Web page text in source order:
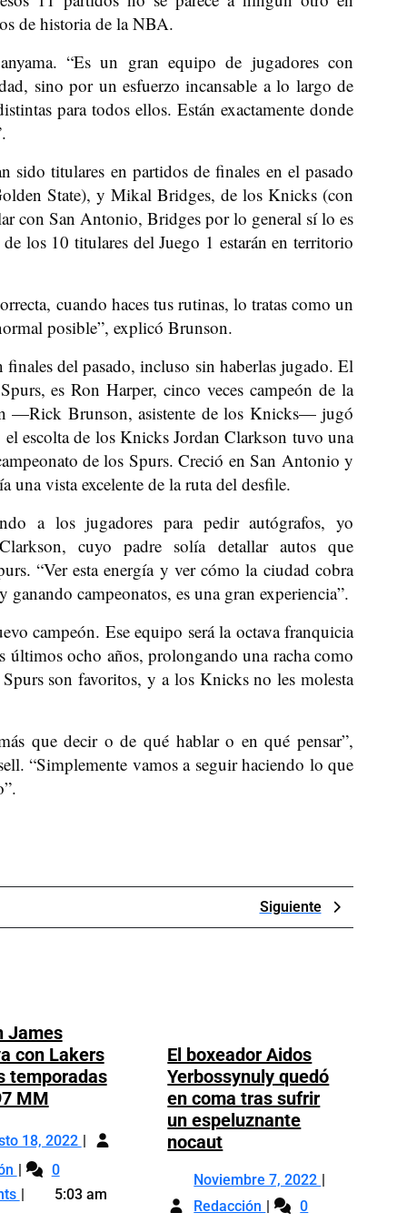
de historia de la NBA.
“Es un gran equipo de jugadores con
sino por un esfuerzo incansable a lo largo de
para todos ellos. Están exactamente donde
sido titulares en partidos de finales en el pasado
State), y Mikal Bridges, de los Knicks (con
con San Antonio, Bridges por lo general sí lo es
los 10 titulares del Juego 1 estarán en territorio
cuando haces tus rutinas, lo tratas como un
posible”, explicó Brunson.
del pasado, incluso sin haberlas jugado. El
es Ron Harper, cinco veces campeón de la
—Rick Brunson, asistente de los Knicks— jugó
escolta de los Knicks Jordan Clarkson tuvo una
de los Spurs. Creció en San Antonio y
una vista excelente de la ruta del desfile.
a los jugadores para pedir autógrafos, yo
cuyo padre solía detallar autos que
“Ver esta energía y ver cómo la ciudad cobra
campeonatos, es una gran experiencia”.
campeón. Ese equipo será la octava franquicia
ocho años, prolongando una racha como
son favoritos, y a los Knicks no les molesta
que decir o de qué hablar o en qué pensar”,
“Simplemente vamos a seguir haciendo lo que
Siguiente
Post
James
con Lakers
temporadas
MMLeBron
renueva
con
Lakers
por
18, 2022 Agosto
LeBron
James
0
5:03 am
El boxeador Aidos
Yerbossynuly quedó
en coma tras sufrir
un espeluznante
nocautEl
Aidos
Yerbossynuly
Noviembre 7, 2022 Noviembre
Redacción El
0